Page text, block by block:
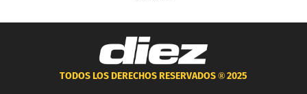
TODOS LOS DERECHOS RESERVADOS ®2025